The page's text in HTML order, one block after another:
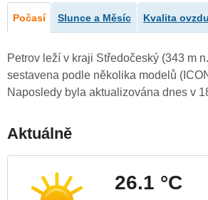
Počasí Slunce a Měsíc Kvalita
Petrov leží v kraji Středočeský (343 m
sestavena podle několika modelů
Naposledy byla aktualizována dnes v
Aktuálně
26.1 °C